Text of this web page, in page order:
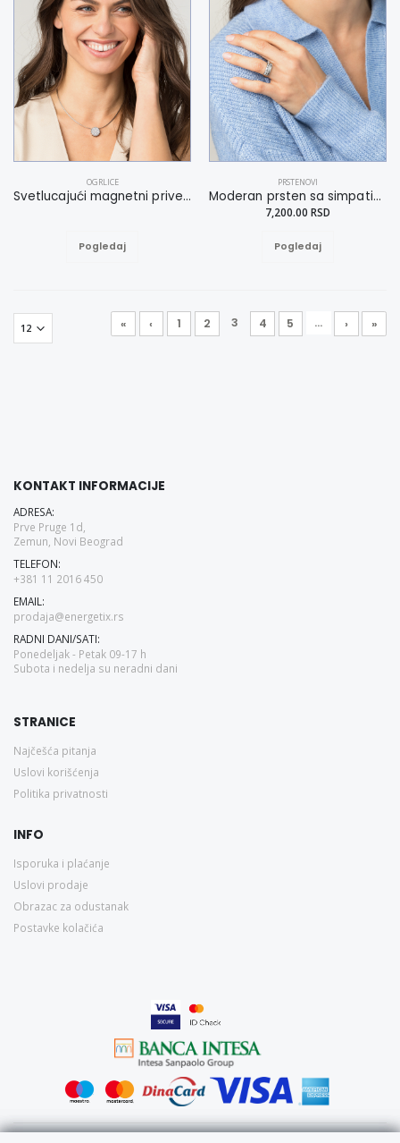
OGRLICE
Svetlucajući magnetni privezak
Pogledaj
PRSTENOVI
Moderan prsten sa simpatičnim detaljima 19
7,200.00 RSD
Pogledaj
« ‹ 1 2 3 4 5 ... › »
KONTAKT INFORMACIJE
ADRESA:
Prve Pruge 1d,
Zemun, Novi Beograd
TELEFON:
+381 11 2016 450
EMAIL:
prodaja@energetix.rs
RADNI DANI/SATI:
Ponedeljak - Petak 09-17 h
Subota i nedelja su neradni dani
STRANICE
Najčešća pitanja
Uslovi korišćenja
Politika privatnosti
INFO
Isporuka i plaćanje
Uslovi prodaje
Obrazac za odustanak
Postavke kolačića